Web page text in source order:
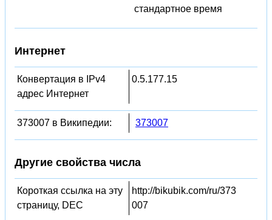
стандартное время
Интернет
Конвертация в IPv4
адрес Интернет
0.5.177.15
373007 в Википедии: 373007
Другие свойства числа
Короткая ссылка на эту
страницу, DEC
http://bikubik.com/ru/373
007